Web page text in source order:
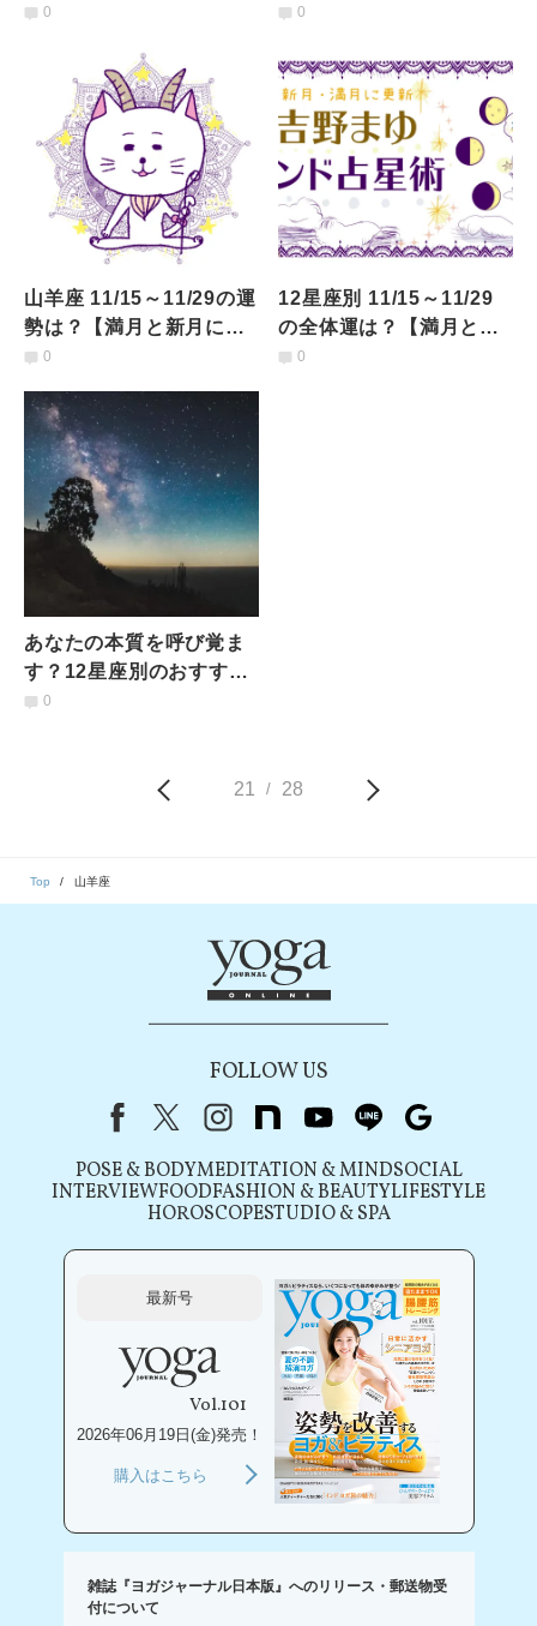
新！インド占星術】
0
に更新！インド占星術】
0
山羊座 11/15～11/29の運
勢は？【満月と新月に更
新！インド占星術】
0
12星座別 11/15～11/29
の全体運は？【満月と新
月に更新！インド占星
0
あなたの本質を呼び覚ま
す？12星座別のおすすめ
ヨガポーズ：射手座・山
0
21 / 28
Top 山羊座
FOLLOW US
FacebookX（旧Twitter）
instagram
note youtubeline
POSE & BODYMEDITATION & MINDSOCIAL
INTERVIEWFOODFASHION & BEAUTYLIFESTYLE
HOROSCOPESTUDIO & SPA
最新号
Vol.101
2026年06月19日(金)発売！
購入はこちら
雑誌『ヨガジャーナル日本版』へのリリース・郵送物受
付について